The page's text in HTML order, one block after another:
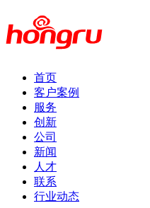
首页
客户案例
服务
创新
公司
新闻
人才
联系
行业动态